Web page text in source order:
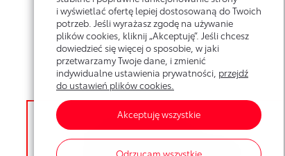
i wyświetlać ofertę lepiej dostosowaną do Twoich
potrzeb. Jeśli wyrażasz zgodę na używanie
plików cookies, kliknij „Akceptuję”. Jeśli chcesz
dowiedzieć się więcej o sposobie, w jaki
przetwarzamy Twoje dane, i zmienić
indywidualne ustawienia prywatności, przejdź
do ustawień plików cookies.
Akceptuję wszystkie
Odrzucam wszystkie
RZ